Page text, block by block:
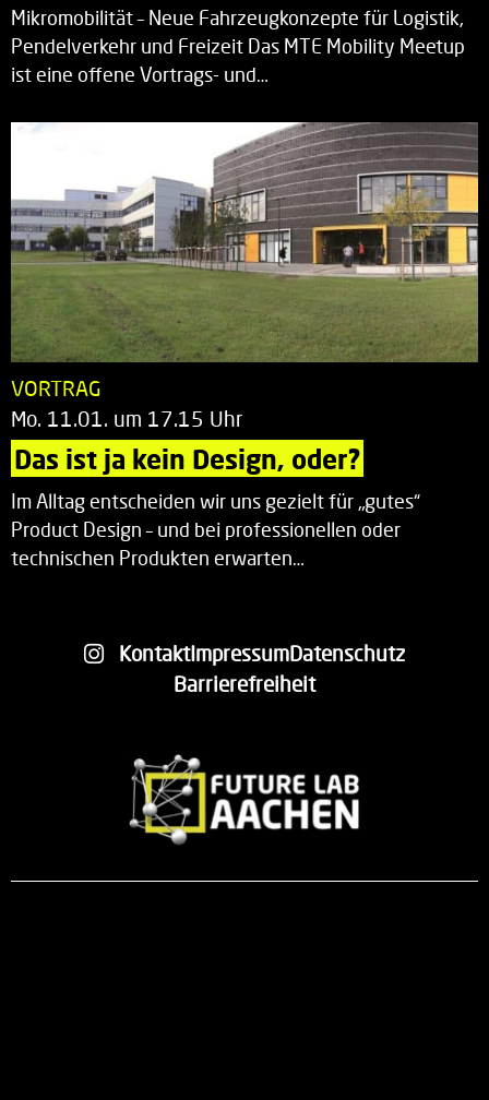
Mikromobilität – Neue Fahrzeugkonzepte für Logistik,
Pendelverkehr und Freizeit Das MTE Mobility Meetup
ist eine offene Vortrags- und…
VORTRAG
Mo. 11.01. um 17.15 Uhr
Das ist ja kein Design, oder?
Im Alltag entscheiden wir uns gezielt für „gutes“
Product Design – und bei professionellen oder
technischen Produkten erwarten…
KontaktImpressumDatenschutz
Barrierefreiheit